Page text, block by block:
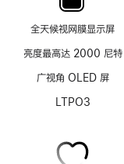
全天候视网膜显示屏
亮度最高达 2000 尼特
广视角 OLED 屏
LTPO3